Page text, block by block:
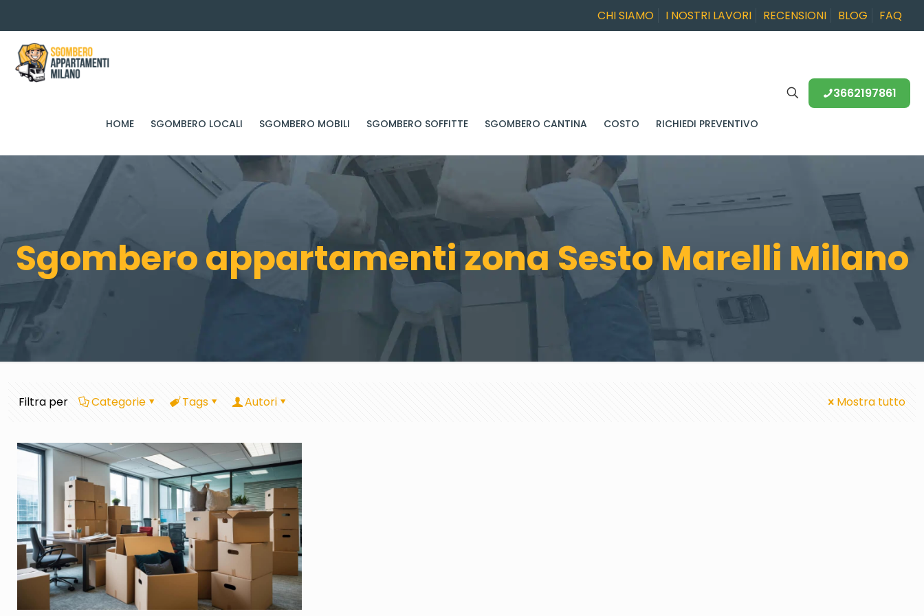
CHI SIAMO I NOSTRI LAVORI RECENSIONI BLOG FAQ
HOME SGOMBERO LOCALI SGOMBERO MOBILI SGOMBERO SOFFITTE SGOMBERO CANTINA COSTO RICHIEDI PREVENTIVO
3662197861
Sgombero appartamenti zona Sesto Marelli Milano
Filtra per Categorie Tags Autori Mostra tutto